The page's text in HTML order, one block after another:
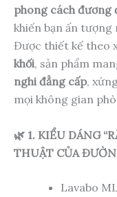
phong cách đương
khiến bạn ấn
Được thiết kế theo
khối, sản phẩm
nghi đẳng cấp,
mọi không gian
🌿 1. KIỂU DÁNG
THUẬT CỦA
Lavabo